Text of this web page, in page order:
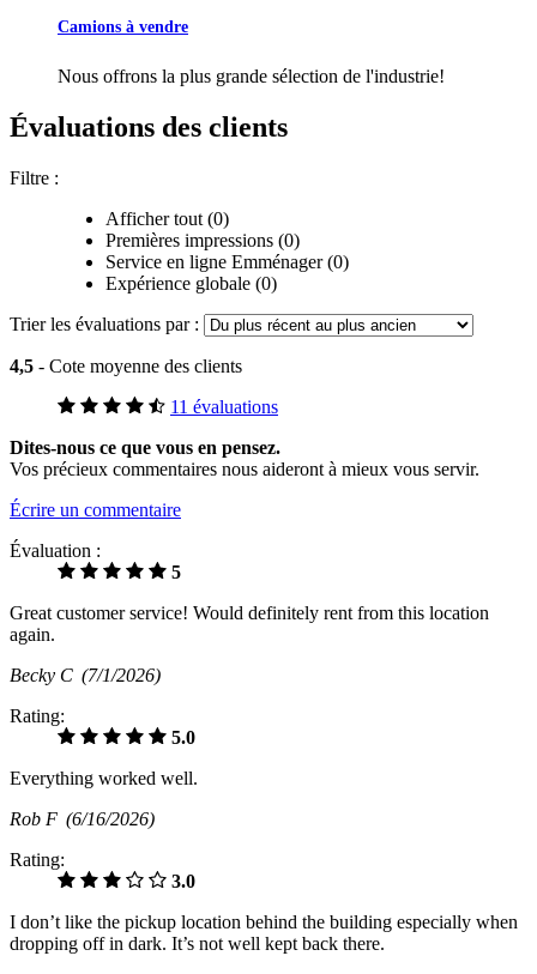
Camions à vendre
Nous offrons la plus grande sélection de l'industrie!
Évaluations des clients
Filtre :
Afficher tout (0)
Premières impressions (0)
Service en ligne Emménager (0)
Expérience globale (0)
Trier les évaluations par :
4,5 - Cote moyenne des clients
11 évaluations
Dites-nous ce que vous en pensez.
Vos précieux commentaires nous aideront à mieux vous servir.
Écrire un commentaire
Évaluation :
5
Great customer service! Would definitely rent from this location
again.
Becky C (7/1/2026)
Rating:
5.0
Everything worked well.
Rob F (6/16/2026)
Rating:
3.0
I don’t like the pickup location behind the building especially when
dropping off in dark. It’s not well kept back there.